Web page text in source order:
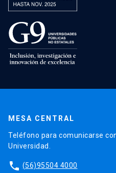
MESA CENTRAL
Teléfono para comunicarse
Universidad.
phone (56)95504 4000